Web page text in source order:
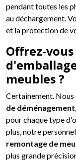
pendant toutes les
au déchargement.
et la protection de
Offrez-
meubles ?
Certainement.
de déménagement
pour chaque type
plus, notre
remontage de
plus grande